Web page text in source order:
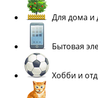
Для дома и
Бытовая
Хобби и